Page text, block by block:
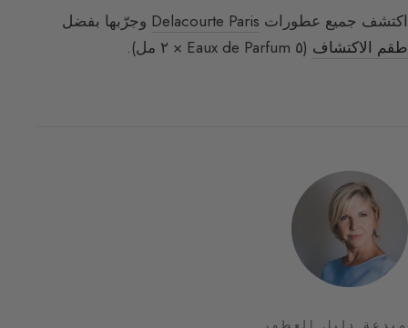
اكتشف جميع عطورات Delacourte Paris وجرّبها بفضل
طقم الاكتشاف (٥ Eaux de Parfum × ٢ مل).